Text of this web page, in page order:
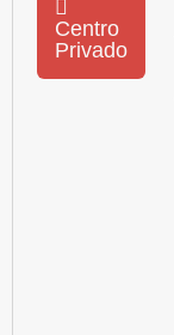
Centro
Privado